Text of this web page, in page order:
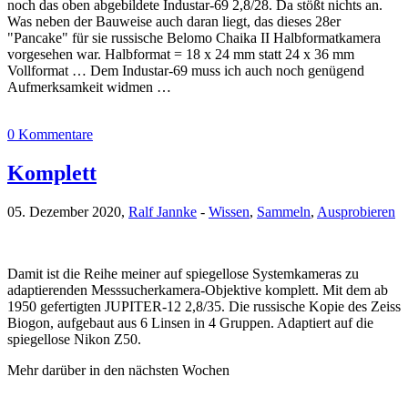
noch das oben abgebildete Industar-69 2,8/28. Da stößt nichts an.
Was neben der Bauweise auch daran liegt, das dieses 28er
"Pancake" für sie russische Belomo Chaika II Halbformatkamera
vorgesehen war. Halbformat = 18 x 24 mm statt 24 x 36 mm
Vollformat … Dem Industar-69 muss ich auch noch genügend
Aufmerksamkeit widmen …
0 Kommentare
Komplett
05. Dezember 2020, Ralf Jannke - Wissen, Sammeln, Ausprobieren
Damit ist die Reihe meiner auf spiegellose Systemkameras zu
adaptierenden Messsucherkamera-Objektive komplett. Mit dem ab
1950 gefertigten JUPITER-12 2,8/35. Die russische Kopie des Zeiss
Biogon, aufgebaut aus 6 Linsen in 4 Gruppen. Adaptiert auf die
spiegellose Nikon Z50.
Mehr darüber in den nächsten Wochen